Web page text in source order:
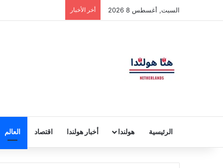
السبت, أغسطس 8 2026 أخر الأخبار
الرئيسية هولندا أخبار هولندا اقتصاد العالم